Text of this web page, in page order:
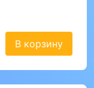
В корзину